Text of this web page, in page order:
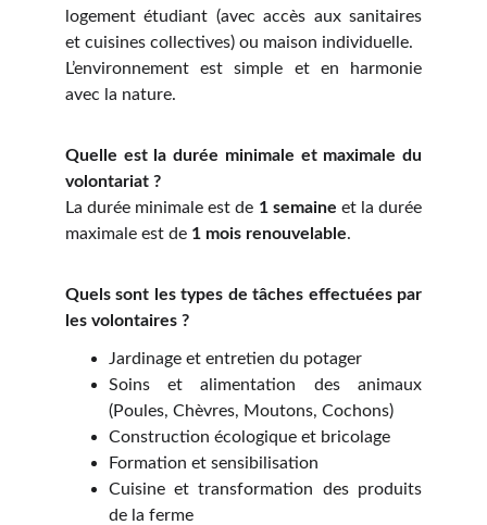
logement étudiant (avec accès aux sanitaires
et cuisines collectives) ou maison individuelle.
L’environnement est simple et en harmonie
avec la nature.
Quelle est la durée minimale et maximale du
volontariat ?
La durée minimale est de 1 semaine et la durée
maximale est de 1 mois renouvelable.
Quels sont les types de tâches effectuées par
les volontaires ?
Jardinage et entretien du potager
Soins et alimentation des animaux
(Poules, Chèvres, Moutons, Cochons)
Construction écologique et bricolage
Formation et sensibilisation
Cuisine et transformation des produits
de la ferme